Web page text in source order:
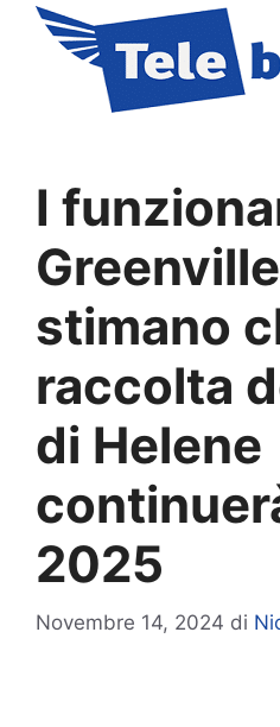
contenuto
I
stimano
raccolta
di Helene
2025
Novembre 14, 2024 di